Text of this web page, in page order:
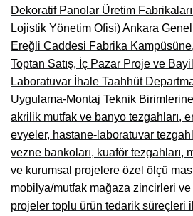
Dekoratif Panolar Üretim
Lojistik Yönetim Ofisi) Ankara
Ereğli Caddesi Fabrika
Toptan Satış, İç Pazar Proje ve
Laboratuvar İhale Taahhüt
Uygulama-Montaj Teknik
akrilik mutfak ve banyo tezgahları,
evyeler, hastane-laboratuvar
vezne bankoları, kuaför tezgahları,
ve kurumsal projelere özel ölçü
mobilya/mutfak mağaza zincirleri
projeler toplu ürün tedarik süreçleri